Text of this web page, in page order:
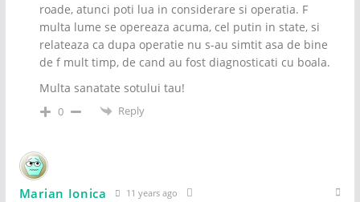
roade, atunci poti lua in considerare si operatia. F
multa lume se opereaza acuma, cel putin in state, si
relateaza ca dupa operatie nu s-au simtit asa de bine
de f mult timp, de cand au fost diagnosticati cu boala.
Multa sanatate sotului tau!
0 Reply
Marian Ionica 11 years ago